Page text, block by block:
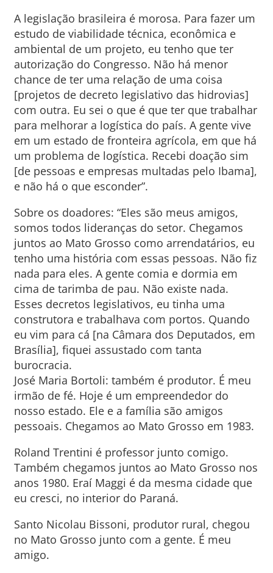
A legislação brasileira é morosa. Para fazer um
estudo de viabilidade técnica, econômica e
ambiental de um projeto, eu tenho que ter
autorização do Congresso. Não há menor
chance de ter uma relação de uma coisa
[projetos de decreto legislativo das hidrovias]
com outra. Eu sei o que é que ter que trabalhar
para melhorar a logística do país. A gente vive
em um estado de fronteira agrícola, em que há
um problema de logística. Recebi doação sim
[de pessoas e empresas multadas pelo Ibama],
e não há o que esconder”.
Sobre os doadores: “Eles são meus amigos,
somos todos lideranças do setor. Chegamos
juntos ao Mato Grosso como arrendatários, eu
tenho uma história com essas pessoas. Não fiz
nada para eles. A gente comia e dormia em
cima de tarimba de pau. Não existe nada.
Esses decretos legislativos, eu tinha uma
construtora e trabalhava com portos. Quando
eu vim para cá [na Câmara dos Deputados, em
Brasília], fiquei assustado com tanta
burocracia.
José Maria Bortoli: também é produtor. É meu
irmão de fé. Hoje é um empreendedor do
nosso estado. Ele e a família são amigos
pessoais. Chegamos ao Mato Grosso em 1983.
Roland Trentini é professor junto comigo.
Também chegamos juntos ao Mato Grosso nos
anos 1980. Eraí Maggi é da mesma cidade que
eu cresci, no interior do Paraná.
Santo Nicolau Bissoni, produtor rural, chegou
no Mato Grosso junto com a gente. É meu
amigo.